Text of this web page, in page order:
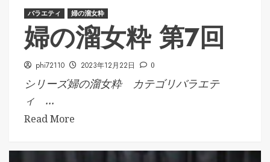
バラエティ 婦の溜女粋
婦の溜女粋 第7回
phi72110 2023年12月22日 0
シリーズ婦の溜女粋 カテゴリバラエテ
ィ ...
Read More